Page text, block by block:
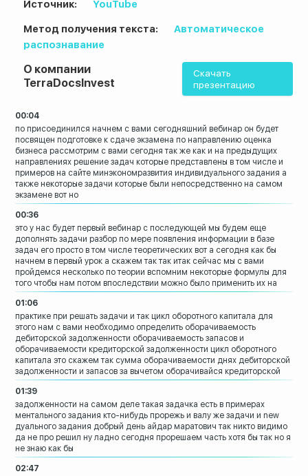
8 (800) 200-33-08
Бесплатный звонок по всей России
Источник:
YouTube
Метод получения текста:
Автоматическое
распознавание
О компании
TerraDocsInvest
Скачать
презентацию
00:04
по присоединился начнем с вами сегодняшний вебинар он будет
посвящен подготовке к сдаче экзамена по направлению оценка
бизнеса рассмотрим с вами сегодня так же как и на предыдущих
направлениях решение задач которые представлены в том числе и
примеров на сайте минэкономразвития индивидуального задания а
также некоторые задачи которые были непосредственно на самом
экзамене вот но
00:36
это у нас будет первый вебинар с последующей мы будем еще
дополнять задачи разбор по мере появления информации в базе
задач его просто в том числе теоретических вот а сегодня как бы
начнем в первый урок а скажем так так итак сейчас мы с вами
пройдемся несколько по теории вспомним некоторые формулы для
того чтобы нам потом впоследствии можно было применить их на
01:06
практике при решать задачи и так цикл оборотного капитала для
этого нам с вами необходимо определить оборачиваемость
дебиторской задолженности оборачиваемость запасов и
оборачиваемости кредиторской задолженности цикл оборотного
капитала это скажем так сумма оборачиваемости днях дебиторской
задолженности и запасов за вычетом оборачивайся кредиторской
01:39
задолженности на самом деле такая задачка есть в примерах
ментального задания кто-нибудь прорежь и валу же задачи и new
дуального задания добрый день айдар маратович так никто видимо
да не про решил ну ладно сегодня прорешаем часть хотя бы так но я
не знаю как бы
02:47